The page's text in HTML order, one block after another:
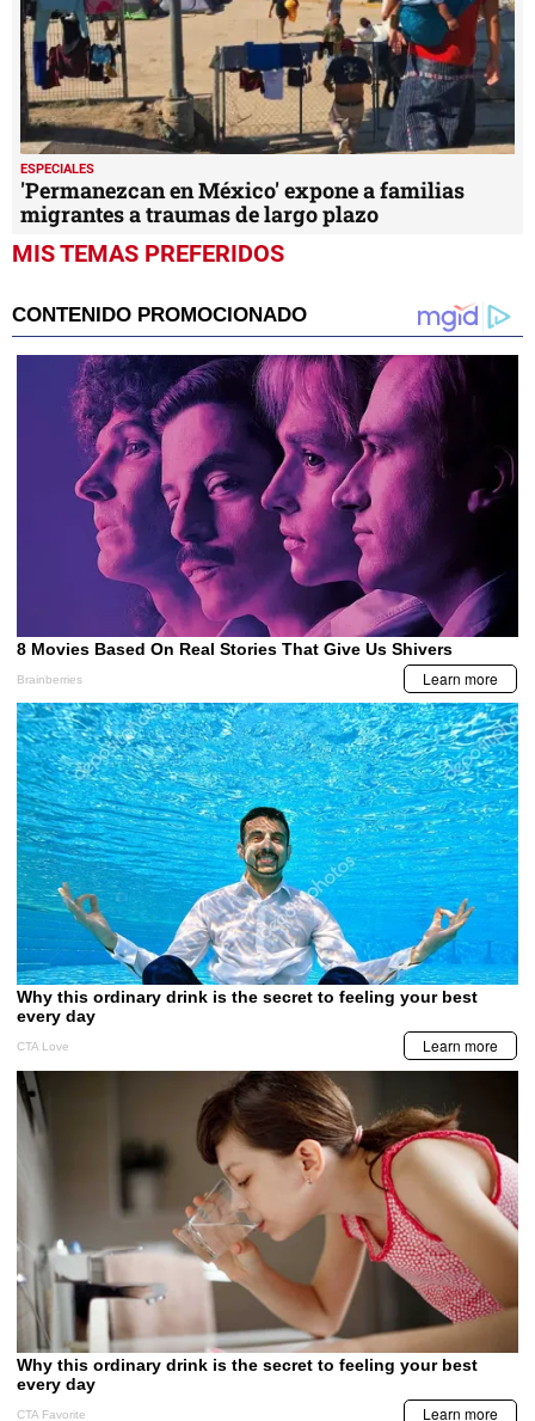
ESPECIALES
'Permanezcan en México' expone a familias
migrantes a traumas de largo plazo
MIS TEMAS PREFERIDOS